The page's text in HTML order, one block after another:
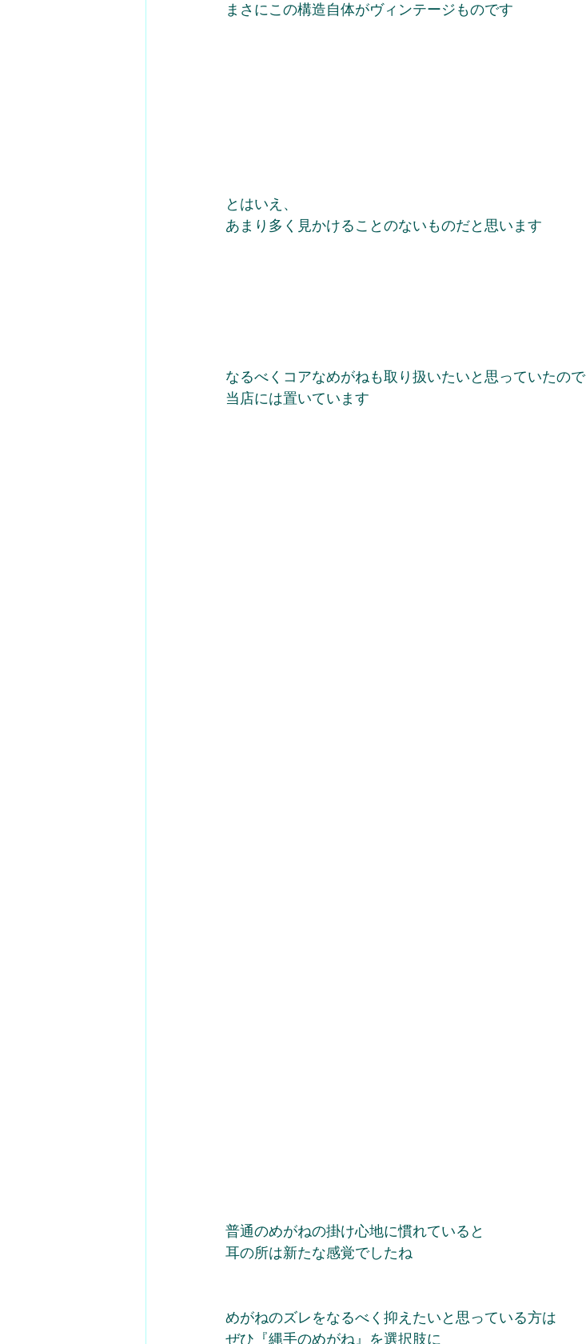
まさにこの構造自体がヴィンテージものです
とはいえ、
あまり多く見かけることのないものだと思います
なるべくコアなめがねも取り扱いたいと思っていたので
当店には置いています
普通のめがねの掛け心地に慣れていると
耳の所は新たな感覚でしたね
めがねのズレをなるべく抑えたいと思っている方は
ぜひ『縄手のめがね』を選択肢に